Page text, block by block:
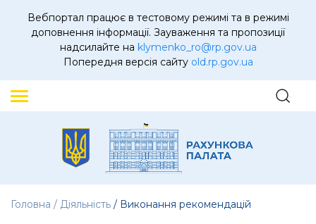
Вебпортал працює в тестовому режимі та в режимі
доповнення інформації. Зауваження та пропозиції
надсилайте на klymenko_ro@rp.gov.ua
Попередня версія сайту old.rp.gov.ua
Головна Діяльність Виконання рекомендацій